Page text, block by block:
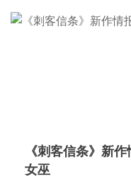
《刺客信条》新
女巫